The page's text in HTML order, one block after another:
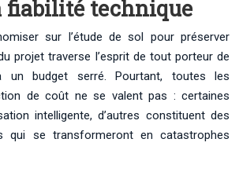
fiabilité technique
sur l’étude de sol pour préserver
projet traverse l’esprit de tout porteur de
un budget serré. Pourtant, toutes les
de coût ne se valent pas : certaines
intelligente, d’autres constituent des
qui se transformeront en catastrophes